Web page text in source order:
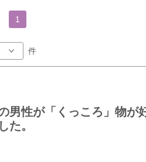
1
件
男性が「くっころ」物が
た。